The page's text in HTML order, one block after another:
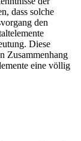
dass solche
den
Diese
Zusammenhang
eine völlig